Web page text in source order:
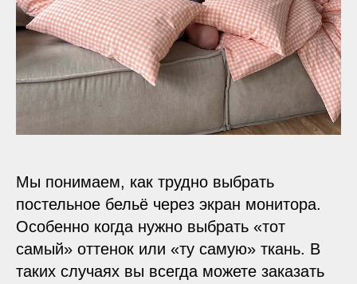
Мы понимаем, как трудно выбрать
постельное бельё через экран монитора.
Особенно когда нужно выбрать «тот
самый» оттенок или «ту самую» ткань. В
таких случаях вы всегда можете заказать